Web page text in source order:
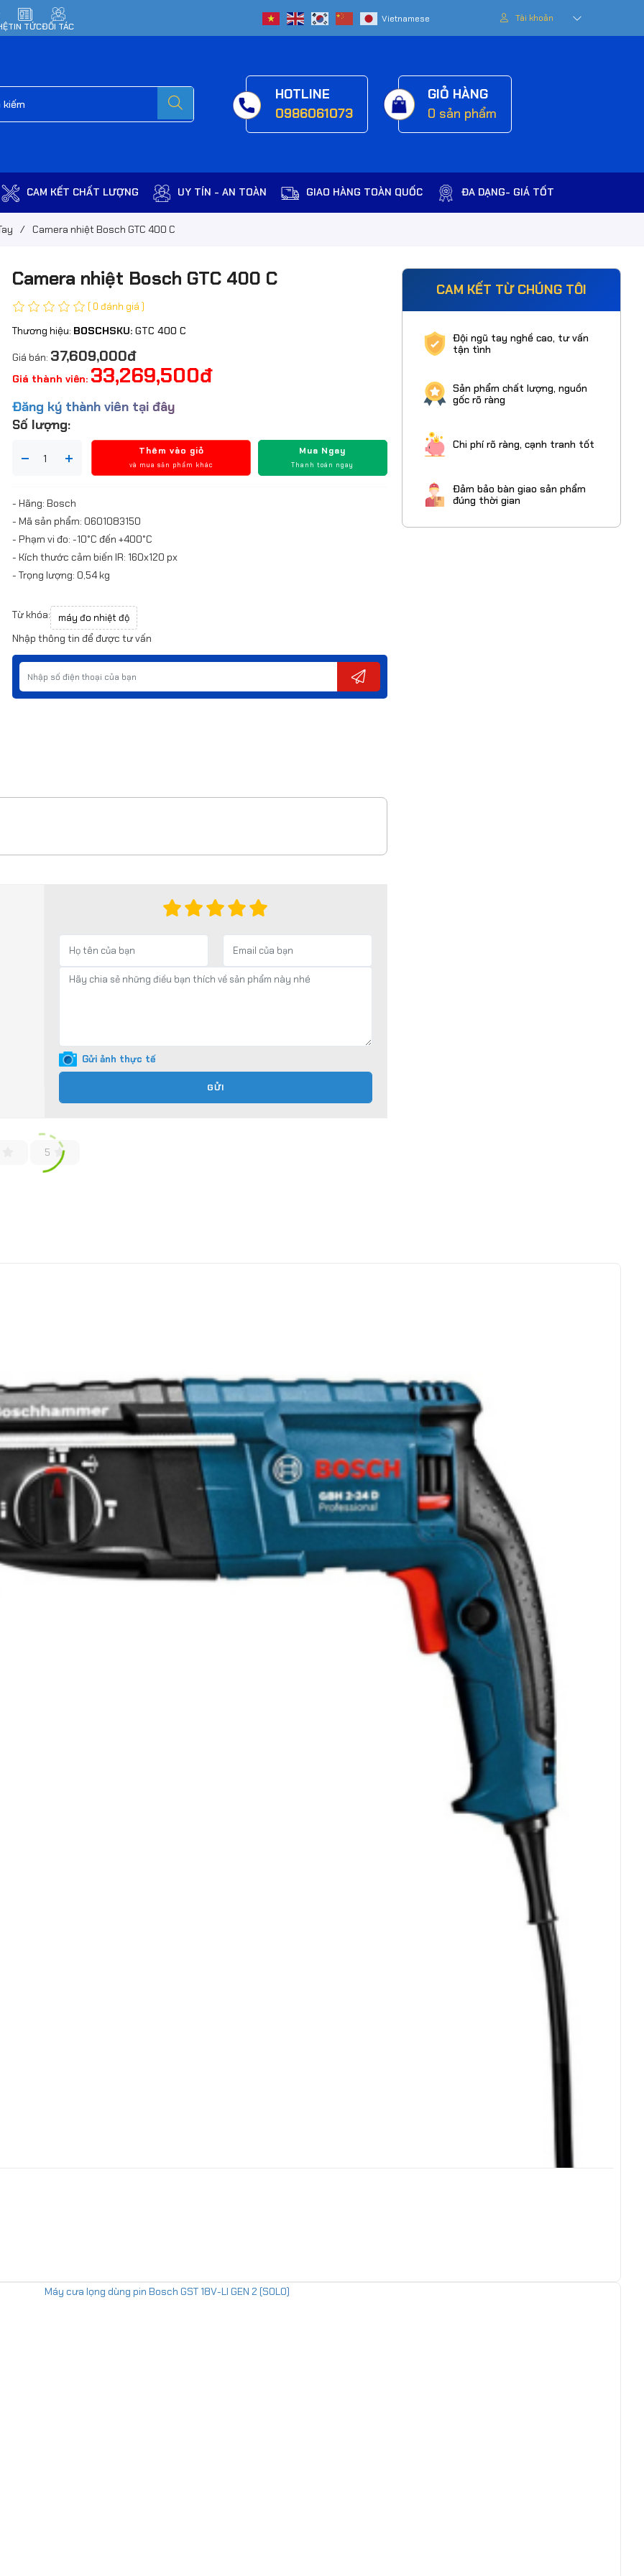
TIN TỨCĐỐI TÁC
Tài khoản
HOTLINE
0986061073
GIỎ HÀNG
0 sản phẩm
CAM KẾT CHẤT LƯỢNG UY TÍN - AN TOÀN GIAO HÀNG TOÀN QUỐC ĐA DẠNG- GIÁ TỐT
/ Camera nhiệt Bosch GTC 400 C
Camera nhiệt Bosch GTC 400 C
( 0 đánh giá )
Thương hiệu: BOSCHSKU:GTC 400 C
Giá bán: 37,609,000đ
Giá thành viên: 33,269,500đ
Đăng ký thành viên tại đây
Số lượng:
Thêm vào giỏ
và mua sản phẩm khác
Mua Ngay
Thanh toán ngay
- Hãng: Bosch
- Mã sản phẩm: 0601083150
- Phạm vi đo: -10°C đến +400°C
- Kích thước cảm biến IR: 160x120 px
- Trọng lượng: 0,54 kg
Từ khóa: máy đo nhiệt độ
Nhập thông tin để được tư vấn
CAM KẾT TỪ CHÚNG TÔI
Đội ngũ tay nghề cao, tư vấn
tận tình
Sản phẩm chất lượng, nguồn
gốc rõ ràng
Chi phí rõ ràng, cạnh tranh tốt
Đảm bảo bàn giao sản phẩm
đúng thời gian
Gửi ảnh thực tế
GỬI
5